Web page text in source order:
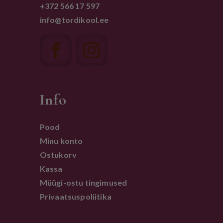
+372 566 17 597
info@tordikool.ee
Info
Pood
Minu konto
Ostukorv
Kassa
Müügi-ostu tingimused
Privaatsuspoliitika